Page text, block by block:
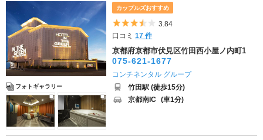
フォトギャラリー
カップルズおすすめ
5つ星のうち3.5
3.84
口コミ17 件
京都府京都市伏見区竹田西小屋ノ内町1
075-621-1677
コンチネンタル グループ
竹田駅 (徒歩15分)
京都南IC (車1分)